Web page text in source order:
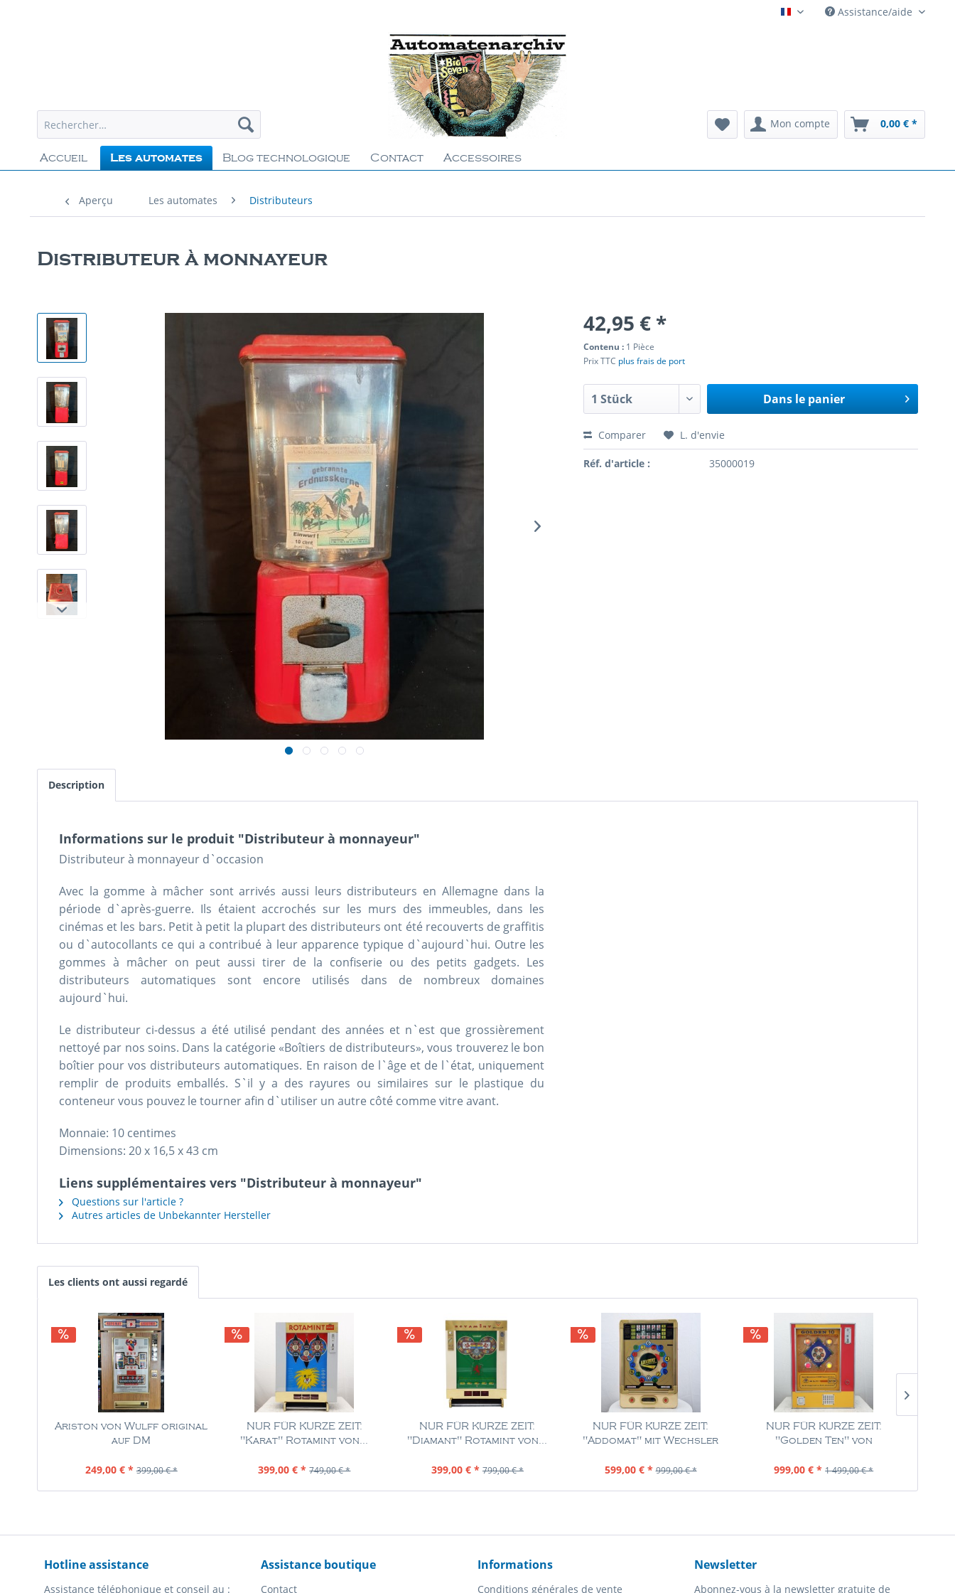
Automatenarchiv French
Assistance/aide
Mon compte 0,00 € *
Accueil Les automates Blog technologique Contact Accessoires
Aperçu Les automates Distributeurs
Distributeur à monnayeur
42,95 € *
Contenu : 1 Pièce
Prix TTC plus frais de port
Dans le panier
Comparer L. d'envie
Réf. d'article : 35000019
Description
Informations sur le produit "Distributeur à monnayeur"
Distributeur à monnayeur d`occasion
Avec la gomme à mâcher sont arrivés aussi leurs distributeurs en Allemagne dans la
période d`après-guerre. Ils étaient accrochés sur les murs des immeubles, dans les
cinémas et les bars. Petit à petit la plupart des distributeurs ont été recouverts de graffitis
ou d`autocollants ce qui a contribué à leur apparence typique d`aujourd`hui. Outre les
gommes à mâcher on peut aussi tirer de la confiserie ou des petits gadgets. Les
distributeurs automatiques sont encore utilisés dans de nombreux domaines
aujourd`hui.
Le distributeur ci-dessus a été utilisé pendant des années et n`est que grossièrement
nettoyé par nos soins. Dans la catégorie «Boîtiers de distributeurs», vous trouverez le bon
boîtier pour vos distributeurs automatiques. En raison de l`âge et de l`état, uniquement
remplir de produits emballés. S`il y a des rayures ou similaires sur le plastique du
conteneur vous pouvez le tourner afin d`utiliser un autre côté comme vitre avant.
Monnaie: 10 centimes
Dimensions: 20 x 16,5 x 43 cm
Liens supplémentaires vers "Distributeur à monnayeur"
Questions sur l'article ?
Autres articles de Unbekannter Hersteller
Les clients ont aussi regardé
Ariston von Wulff original
auf DM
Contenu
249,00 € * 399,00 € *
NUR FÜR KURZE ZEIT:
"Karat" Rotamint von...
Contenu
399,00 € * 749,00 € *
NUR FÜR KURZE ZEIT:
"Diamant" Rotamint von...
Contenu
399,00 € * 799,00 € *
NUR FÜR KURZE ZEIT:
"Addomat" mit Wechsler
Contenu
599,00 € * 999,00 € *
NUR FÜR KURZE ZEIT:
"Golden Ten" von
Contenu
999,00 € * 1 499,00 € *
Hotline assistance
Assistance téléphonique et conseil au :
Assistance boutique
Contact
Informations
Conditions générales de vente
Newsletter
Abonnez-vous à la newsletter gratuite de